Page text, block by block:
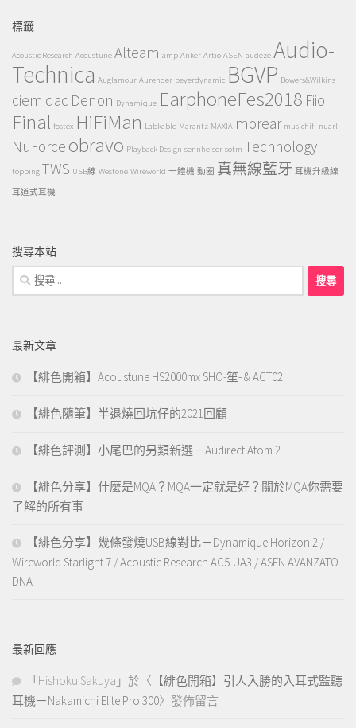
標籤
Acoustic Research Acoustune Alteam amp Anker Artio ASEN audeze Audio-
Technica Auglamour Aurender beyerdynamic BGVP Bowers&Wilkins
ciem dac Denon Dynamique EarphoneFes2018 Fiio
Final fostex HiFiMan Labkable Marantz MAXIA morear musichifi nuarl
NuForce obravo Playback Design sennheiser sotm Technology
topping TWS USB線 Westone Wireworld 一體機 動圈 真無線藍牙 耳機升級線
耳道式耳機
搜尋本站
搜
尋
字:
最新文章
【緋色開箱】Acoustune HS2000mx SHO-笙- & ACT02
【緋色隨筆】半退燒回坑仔的2021回顧
【緋色評測】小尾巴的另類新選－Audirect Atom 2
【緋色分享】什麼是MQA？MQA一定就是好？關於MQA你需要
了解的所有事
【緋色分享】幾條發燒USB線對比－Dynamique Horizon 2 /
Wireworld Starlight 7 / Acoustic Research AC5-UA3 / ASEN AVANZATO
DNA
最新回應
「 Hishoku Sakuya 」於〈 【緋色開箱】引人入勝的入耳式監聽
耳機－Nakamichi Elite Pro 300〉發佈留言